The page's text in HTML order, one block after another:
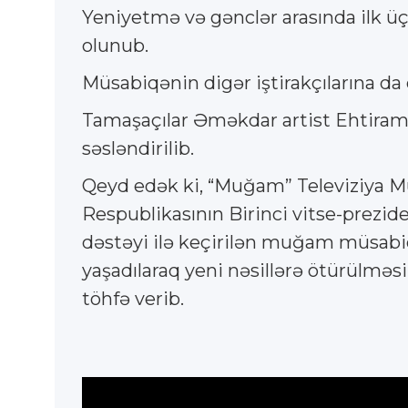
Yeniyetmə və gənclər arasında ilk
olunub.
Müsabiqənin digər iştirakçılarına
Tamaşaçılar Əməkdar artist
səsləndirilib.
Qeyd edək ki, “Muğam” Televiziya
Respublikasının Birinci vitse-
dəstəyi ilə keçirilən muğam
yaşadılaraq yeni nəsillərə
töhfə verib.